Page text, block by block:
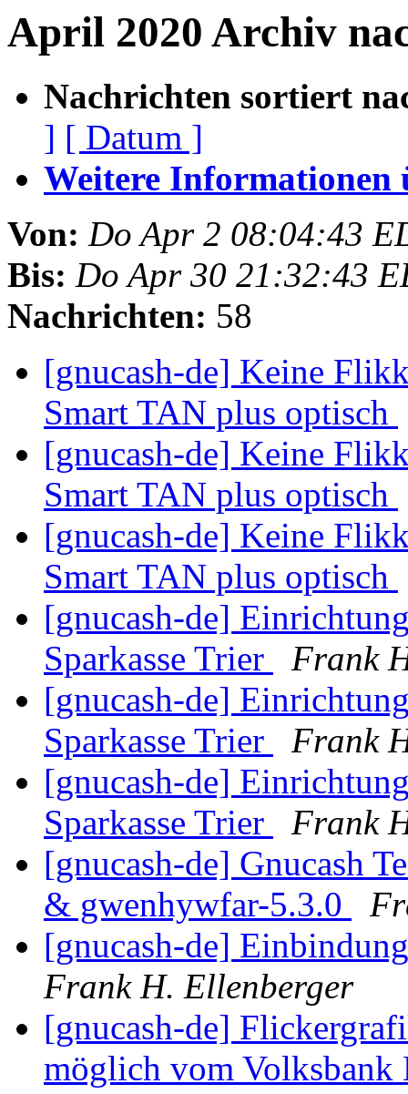
April 2020 Archiv
Nachrichten sortiert
] [ Datum ]
Weitere Informationen
Von: Do Apr 2 08:04:43
Bis: Do Apr 30 21:32:43
Nachrichten: 58
[gnucash-de] Keine
Smart TAN plus optisch
[gnucash-de] Keine
Smart TAN plus optisch
[gnucash-de] Keine
Smart TAN plus optisch
[gnucash-de]
Sparkasse Trier
Frank
[gnucash-de]
Sparkasse Trier
Frank
[gnucash-de]
Sparkasse Trier
Frank
[gnucash-de] Gnucash
& gwenhywfar-5.3.0
[gnucash-de]
Frank H. Ellenberger
[gnucash-de]
möglich vom Volksbank